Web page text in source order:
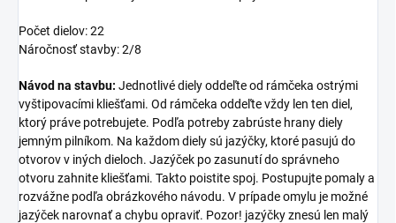
Počet dielov: 22
Náročnosť stavby: 2/8
Návod na stavbu: Jednotlivé diely oddeľte od rámčeka ostrými
vyštipovacími kliešťami. Od rámčeka oddeľte vždy len ten diel,
ktorý práve potrebujete. Podľa potreby zabrúste hrany diely
jemným pilníkom. Na každom diely sú jazýčky, ktoré pasujú do
otvorov v iných dieloch. Jazýček po zasunutí do správneho
otvoru zahnite kliešťami. Takto poistite spoj. Postupujte pomaly a
rozvážne podľa obrázkového návodu. V prípade omylu je možné
jazýček narovnať a chybu opraviť. Pozor! jazýčky znesú len malý